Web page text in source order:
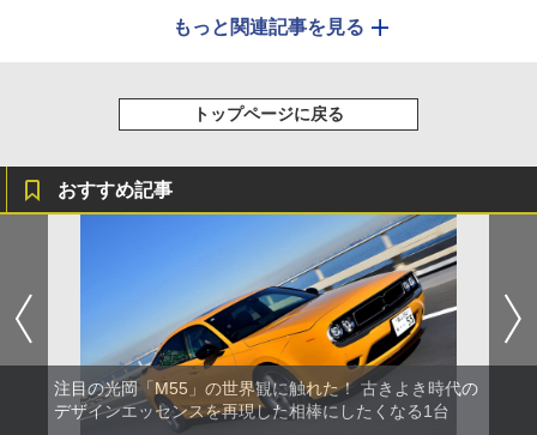
もっと関連記事を見る
トップページに戻る
おすすめ記事
注目の光岡「M55」の世界観に触れた！ 古きよき時代の
デザインエッセンスを再現した相棒にしたくなる1台